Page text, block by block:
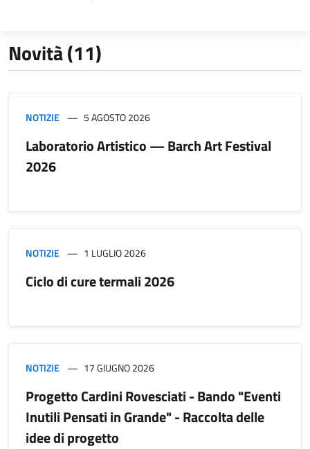
Novità (11)
NOTIZIE 5 AGOSTO 2026
Laboratorio Artistico — Barch Art Festival
2026
NOTIZIE 1 LUGLIO 2026
Ciclo di cure termali 2026
NOTIZIE 17 GIUGNO 2026
Progetto Cardini Rovesciati - Bando "Eventi
Inutili Pensati in Grande" - Raccolta delle
idee di progetto